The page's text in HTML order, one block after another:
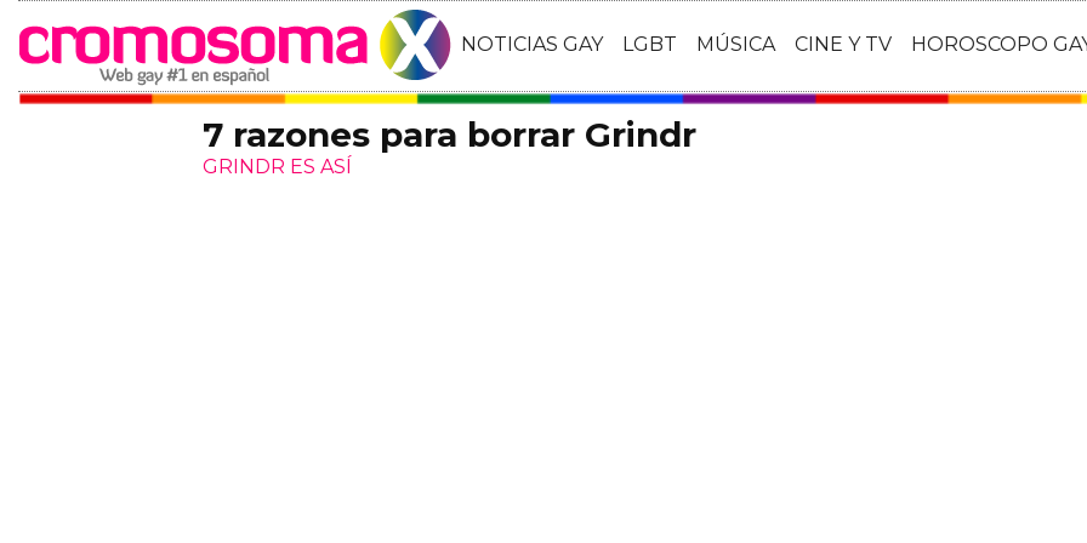
NOTICIAS GAY LGBT MÚSICA CINE Y TV HOROSCOPO
7 razones para borrar Grindr
GRINDR ES ASÍ